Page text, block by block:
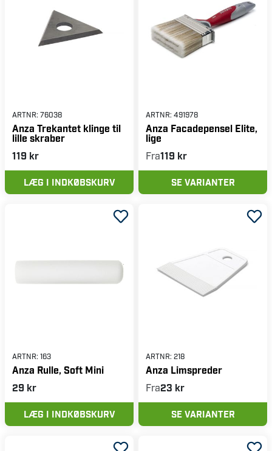
ARTNR: 76038
Anza Trekantet klinge til
lille skraber
119 kr
LÆG I INDKØBSKURV
ARTNR: 491978
Anza Facadepensel Elite,
lige
Fra119 kr
SE VARIANTER
ARTNR: 163
Anza Rulle, Soft Mini
29 kr
LÆG I INDKØBSKURV
ARTNR: 218
Anza Limspreder
Fra23 kr
SE VARIANTER